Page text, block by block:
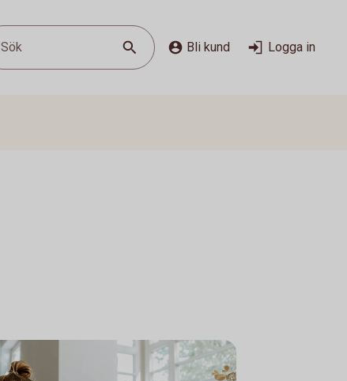
Sök Bli kund Logga in